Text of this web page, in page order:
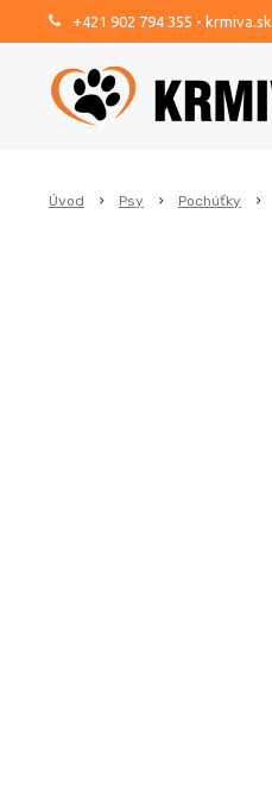
+421 902 794 355 - krmiva.sk
Úvod Psy Pochúťky